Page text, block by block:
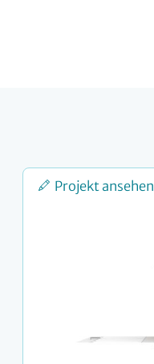
Projekt ansehen